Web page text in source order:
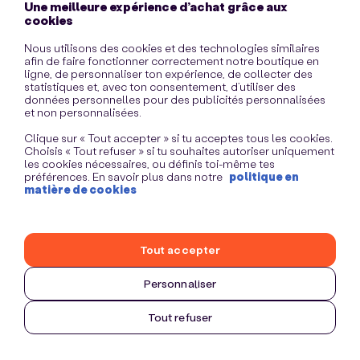
Une meilleure expérience d’achat grâce aux
cookies
Nous utilisons des cookies et des technologies similaires
afin de faire fonctionner correctement notre boutique en
ligne, de personnaliser ton expérience, de collecter des
statistiques et, avec ton consentement, d’utiliser des
données personnelles pour des publicités personnalisées
et non personnalisées.
Clique sur « Tout accepter » si tu acceptes tous les cookies.
Choisis « Tout refuser » si tu souhaites autoriser uniquement
les cookies nécessaires, ou définis toi-même tes
préférences. En savoir plus dans notre politique en
matière de cookies
Personnaliser
Tout refuser
Tout accepter